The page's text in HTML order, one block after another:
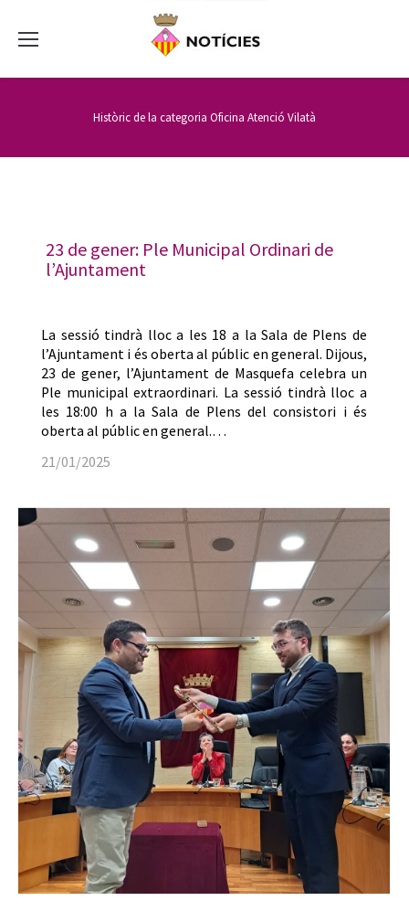
Històric de la categoria Oficina Atenció Vilatà
23 de gener: Ple Municipal Ordinari de
l’Ajuntament
La sessió tindrà lloc a les 18 a la Sala de Plens de
l’Ajuntament i és oberta al públic en general. Dijous,
23 de gener, l’Ajuntament de Masquefa celebra un
Ple municipal extraordinari. La sessió tindrà lloc a
les 18:00 h a la Sala de Plens del consistori i és
oberta al públic en general.…
21/01/2025